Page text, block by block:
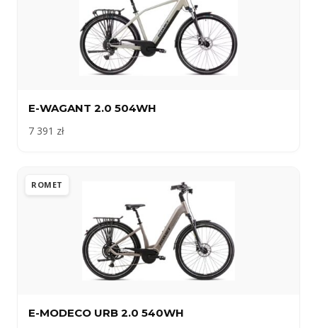
E-WAGANT 2.0 504WH
7 391 zł
ROMET
E-MODECO URB 2.0 540WH